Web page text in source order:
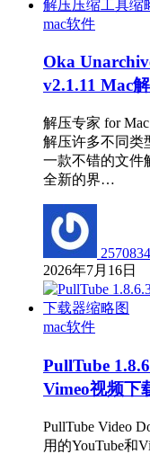
mac软件
Oka
v2.1.11 Mac
解压专家 for
解压许多不同类
一款不错的文件
全新的界…
2026年7月16日
mac软件
PullTube
Vimeo视频下
PullTube Video
用的YouTube和